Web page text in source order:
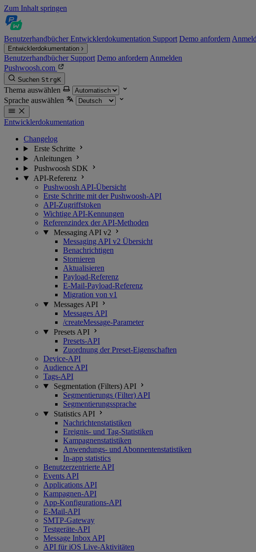
Zum Inhalt springen
BenutzerhandbücherEntwicklerdokumentation Support Demo anfordern
Entwicklerdokumentation
Benutzerhandbücher Support Demo anfordern Anmelden
Pushwoosh.com
Suchen StrgK
Thema auswählen
Sprache auswählen
Entwicklerdokumentation
Changelog
Erste Schritte
Anleitungen
Pushwoosh SDK
API-Referenz
Pushwoosh API-Übersicht
Erste Schritte mit der Pushwoosh-API
API-Zugriffstoken
Wichtige API-Kennungen
Referenzindex der API-Methoden
Messaging API v2
Messaging API v2 Übersicht
Benachrichtigen
Stornieren
Aktualisieren
Payload-Referenz
E-Mail-Payload-Referenz
Migration von v1
Messages API
Messages API
/createMessage-Parameter
Presets API
Presets-API
Zuordnung der Preset-Eigenschaften
Device-API
Audience API
Tags-API
Segmentation (Filters) API
Segmentierungs (Filter) API
Segmentierungssprache
Statistics API
Nachrichtenstatistiken
Ereignis- und Tag-Statistiken
Kampagnenstatistiken
Anwendungs- und Abonnentenstatistiken
In-app statistics
Benutzerzentrierte API
Events API
Applications API
Kampagnen-API
App-Konfigurations-API
E-Mail-API
SMTP-Gateway
Testgeräte-API
Message Inbox API
API für iOS Live-Aktivitäten